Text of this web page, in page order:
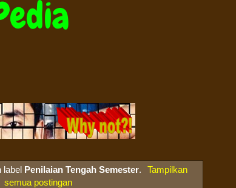
label Penilaian Tengah Semester.
Tampilkan
semua postingan